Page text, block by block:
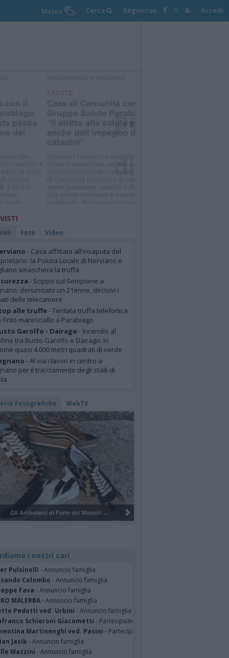
Meteo Cerca Seguici su Accedi
Foto Video
- Casa affittata all’insaputa del
la Polizia Locale di Nerviano e
smaschera la truffa
- Scippo sul Sempione a
denunciato un 21enne, decisivi i
delle telecamere
alle truffe- Tentata truffa telefonica
finto maresciallo a Parabiago
Garolfo - Dairago - Incendio al
tra Busto Garolfo e Dairago: in
quasi 4.000 metri quadrati di verde
- Al via i lavori in centro a
per il tracciamento degli stalli di
Fotografiche WebTV
Pulizia del bosco del Rugareto a ...
i nostri cari
Pulsinelli - Annuncio famiglia
Colombo - Annuncio famiglia
Fava - Annuncio famiglia
MALERBA- Annuncio famiglia
Pedotti ved. Urbini - Annuncio famiglia
Schieroni Giacometti - Partecipazione
Martinenghi ved. Pasini - Partecipazione
Jasik - Annuncio famiglia
Mazzini - Annuncio famiglia